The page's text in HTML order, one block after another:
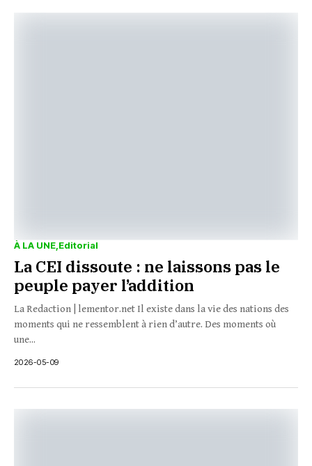
À LA UNE Editorial
La CEI dissoute : ne laissons pas le
peuple payer l’addition
La Redaction | lementor.net Il existe dans la vie des nations des
moments qui ne ressemblent à rien d’autre. Des moments où
une...
2026-05-09